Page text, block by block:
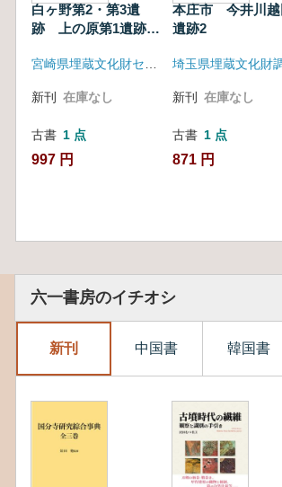
白ヶ野第2・第3遺
跡 上の原第1遺跡
新刊 在庫なし
古書 1 点
997 円
本庄市 今井川越
遺跡2
新刊 在庫なし
古書 1 点
871 円
六一書房のイチオシ
新刊 中国書 韓国書